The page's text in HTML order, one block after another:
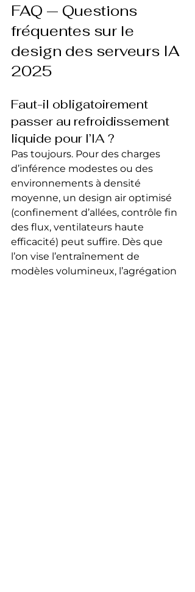
FAQ — Questions
fréquentes sur le
design des serveurs IA
2025
Faut-il obligatoirement
passer au refroidissement
liquide pour l’IA ?
Pas toujours. Pour des charges
d’inférence modestes ou des
environnements à densité
moyenne, un design air optimisé
(confinement d’allées, contrôle fin
des flux, ventilateurs haute
efficacité) peut suffire. Dès que
l’on vise l’entraînement de
modèles volumineux, l’agrégation